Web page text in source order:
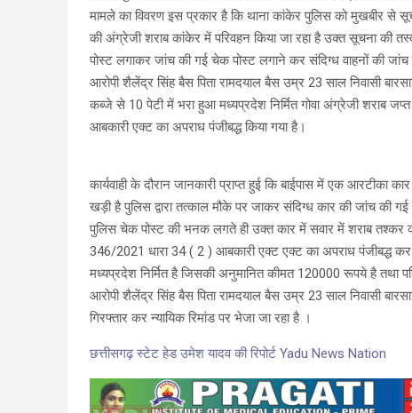
मामले का विवरण इस प्रकार है कि थाना कांकेर पुलिस को मुखबीर से
की अंग्रेजी शराब कांकेर में परिवहन किया जा रहा है उक्त सूचना की
पोस्ट लगाकर जांच की गई चेक पोस्ट लगाने कर संदिग्ध वाहनों की
आरोपी शैलेंद्र सिंह बैस पिता रामदयाल बैस उम्र 23 साल निवासी
कब्जे से 10 पेटी में भरा हुआ मध्यप्रदेश निर्मित गोवा अंग्रेजी शराब
आबकारी एक्ट का अपराध पंजीबद्ध किया गया है।
कार्यवाही के दौरान जानकारी प्राप्त हुई कि बाईपास में एक आरटीका
खड़ी है पुलिस द्वारा तत्काल मौके पर जाकर संदिग्ध कार की जांच की
पुलिस चेक पोस्ट की भनक लगते ही उक्त कार में सवार में शराब तश्कर
346/2021 धारा 34 ( 2 ) आबकारी एक्ट एक्ट का अपराध पंजीबद्ध कर
मध्यप्रदेश निर्मित है जिसकी अनुमानित कीमत 120000 रूपये है तथा
आरोपी शैलेंद्र सिंह बैस पिता रामदयाल बैस उम्र 23 साल निवासी
गिरफ्तार कर न्यायिक रिमांड पर भेजा जा रहा है ।
छत्तीसगढ़ स्टेट हेड उमेश यादव की रिपोर्ट Yadu News Nation